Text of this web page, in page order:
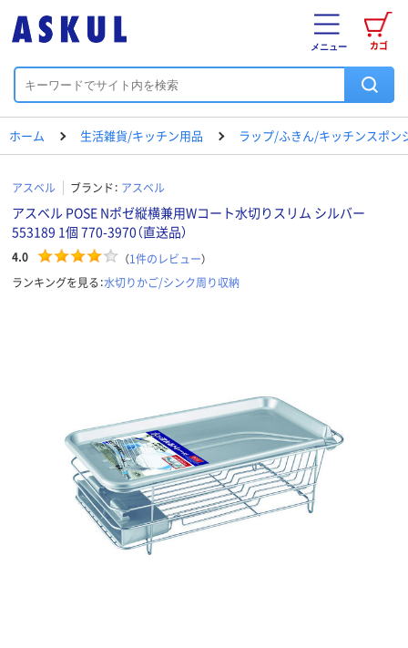
カゴ
メニュー
ホーム 生活雑貨/キッチン用品 ラップ/ふきん/キッチンスポン
アスベル ブランド： アスベル
アスベル POSE Nポゼ縦横兼用Wコート水切りスリム シルバー
553189 1個 770-3970（直送品）
4.0 （1件のレビュー）
ランキングを見る：水切りかご/シンク周り収納